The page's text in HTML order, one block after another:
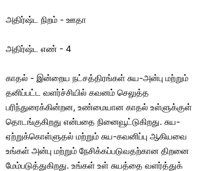
அதிர்ஷ்ட நிறம் - ஊதா
அதிர்ஷ்ட எண் - 4
காதல் - இன்றைய நட்சத்திரங்கள் சுய-அன்பு மற்றும்
தனிப்பட்ட வளர்ச்சியில் கவனம் செலுத்த
பரிந்துரைக்கின்றன, உண்மையான காதல் உள்ளுக்குள்
தொடங்குகிறது என்பதை நினைவூட்டுகிறது. சுய-
ஏற்றுக்கொள்ளுதல் மற்றும் சுய-கவனிப்பு ஆகியவை
உங்கள் அன்பு மற்றும் நேசிக்கப்படுவதற்கான திறனை
மேம்படுத்துகிறது. உங்கள் உள் சுயத்தை வளர்த்துக்